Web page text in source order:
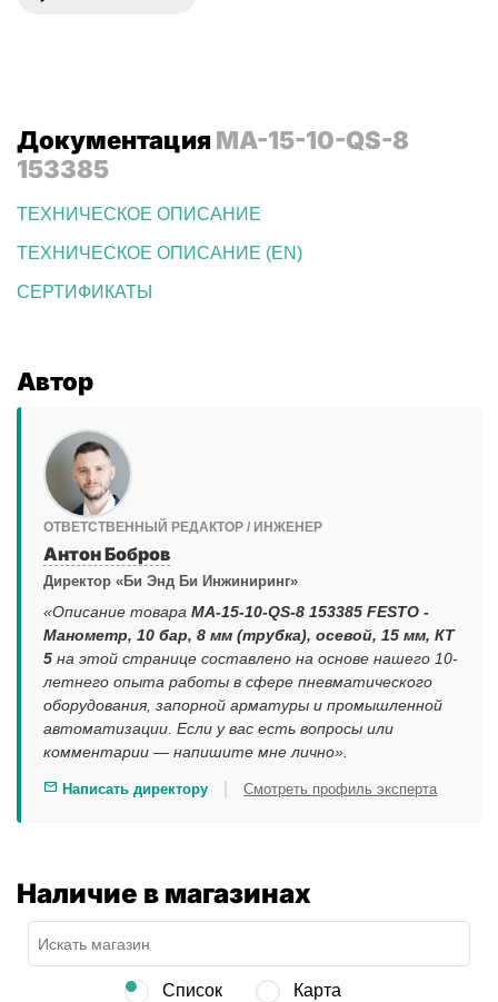
Документация MA-15-10-QS-8
153385
ТЕХНИЧЕСКОЕ ОПИСАНИЕ
ТЕХНИЧЕСКОЕ ОПИСАНИЕ (EN)
СЕРТИФИКАТЫ
Автор
ОТВЕТСТВЕННЫЙ РЕДАКТОР / ИНЖЕНЕР
Антон Бобров
Директор «Би Энд Би Инжиниринг»
«Описание товара MA-15-10-QS-8 153385 FESTO -
Манометр, 10 бар, 8 мм (трубка), осевой, 15 мм, КТ
5 на этой странице составлено на основе нашего 10-
летнего опыта работы в сфере пневматического
оборудования, запорной арматуры и промышленной
автоматизации. Если у вас есть вопросы или
комментарии — напишите мне лично».
Написать директору Смотреть профиль эксперта
Наличие в магазинах
Список Карта